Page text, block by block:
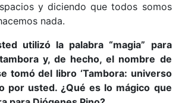
y diciendo que todos somos
nada.
utilizó la palabra “magia” para
y, de hecho, el nombre de
tomó del libro ‘Tambora: universo
por usted. ¿Qué es lo mágico que